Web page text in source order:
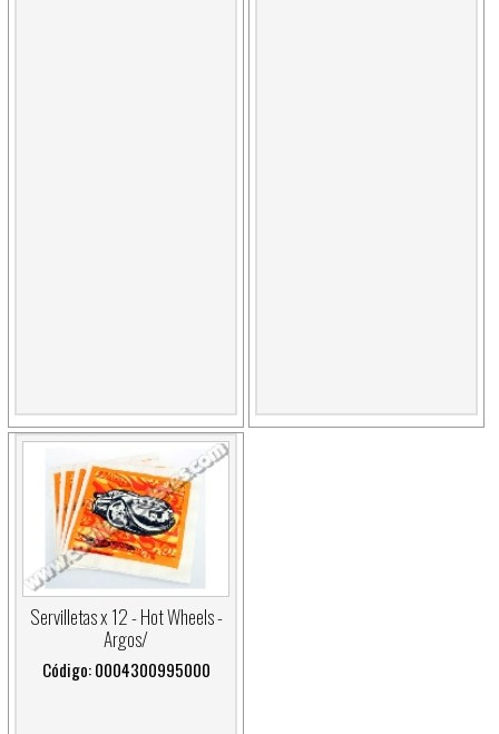
Servilletas x 12 - Hot Wheels -
Argos/
Código: 0004300995000